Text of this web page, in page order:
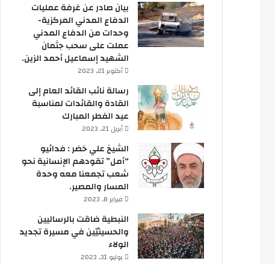
بيان صادر عن غرفة عمليات
الدفاع المدني المركزية-
وحدات من الدفاع المدني
عملت على سحب جثمان
الشهيد إسماعيل أحمد الزين.
أكتوبر 21, 2023
رسالة نائب القائد العام إلى
القادة والقائدات لمناسبة
عيد الفطر المبارك
أبريل 21, 2023
الشيخ علي خضر : فدائيو
“أمل” تقودهم الإنسانية نحو
شعب تجمعنا معه وحدة
المسار والمصير.
فبراير 8, 2023
النبطية ضاقت بالرساليين
والحسينيّين في مسيرة تجديد
الولاء
يوليو 31, 2023